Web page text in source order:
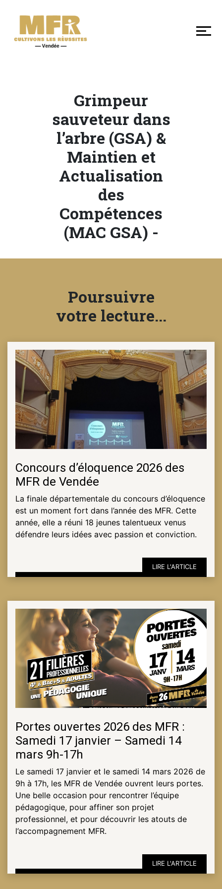
DÉCOUVRIR
NOS
MFR
FORMER
TRAVAILLER
PRENDRE
RENDEZ-
VOUS
NOUS
CONTACTER
ESPACE
PRO
Grimpeur
sauveteur dans
l’arbre (GSA) &
Maintien et
Actualisation
des
Compétences
(MAC GSA) -
Poursuivre
votre lecture...
Concours d’éloquence 2026 des
MFR de Vendée
La finale départementale du concours d’éloquence
est un moment fort dans l’année des MFR. Cette
année, elle a réuni 18 jeunes talentueux venus
défendre leurs idées avec passion et conviction.
LIRE L'ARTICLE
Portes ouvertes 2026 des MFR :
Samedi 17 janvier – Samedi 14
mars 9h-17h
Le samedi 17 janvier et le samedi 14 mars 2026 de
9h à 17h, les MFR de Vendée ouvrent leurs portes.
Une belle occasion pour rencontrer l’équipe
pédagogique, pour affiner son projet
professionnel, et pour découvrir les atouts de
l’accompagnement MFR.
LIRE L'ARTICLE